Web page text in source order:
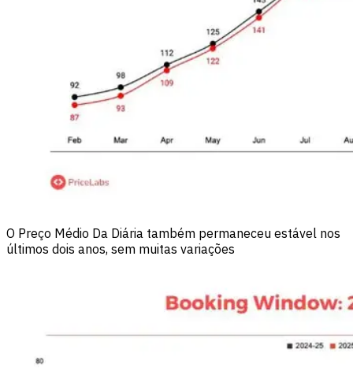
O Preço Médio Da Diária também permaneceu estável nos
últimos dois anos, sem muitas variações